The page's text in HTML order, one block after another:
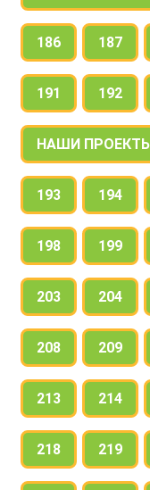
186 187
191 192
НАШИ ПРОЕКТЫ
193 194
198 199
203 204
208 209
213 214
218 219